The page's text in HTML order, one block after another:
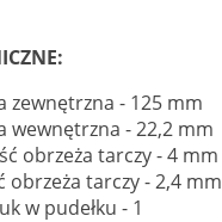
zewnętrzna - 125 mm
wewnętrzna - 22,2 mm
obrzeża tarczy - 4 mm
obrzeża tarczy - 2,4 mm
w pudełku - 1